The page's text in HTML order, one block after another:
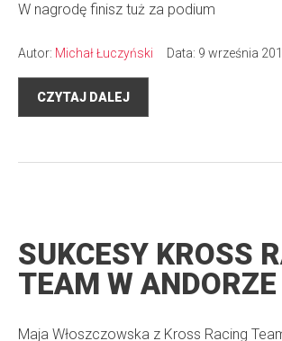
W nagrodę finisz tuż za podium
Autor: Michał Łuczyński Data: 9 września
CZYTAJ DALEJ
SUKCESY KROSS
TEAM W ANDORZE
Maja Włoszczowska z Kross Racing